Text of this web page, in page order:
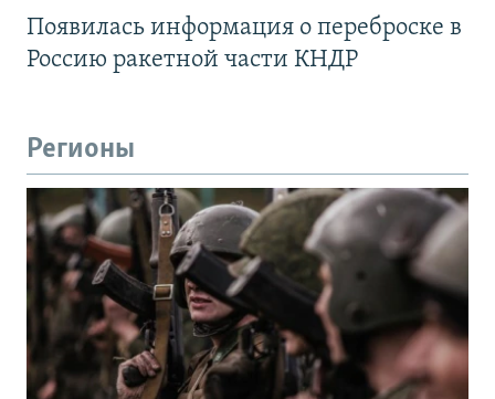
Появилась информация о переброске в
Россию ракетной части КНДР
Регионы